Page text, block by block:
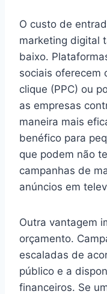
O custo de
marketing digital
baixo.
sociais oferecem
clique (PPC) ou
as empresas
maneira mais
benéfico para
que podem não
campanhas de
anúncios em
Outra vantagem
orçamento.
escaladas de
público e a
financeiros. Se